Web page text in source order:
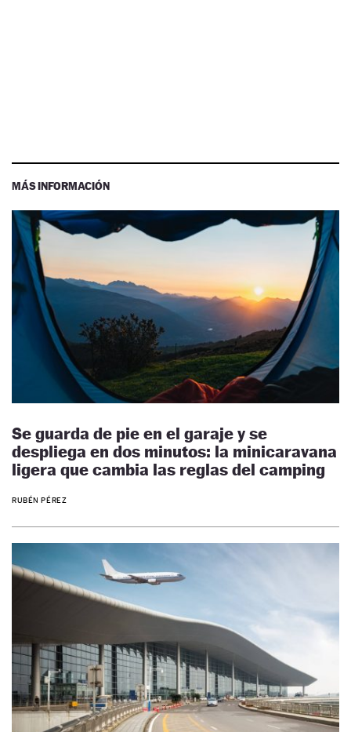
MÁS INFORMACIÓN
Se guarda de pie en el garaje y se
despliega en dos minutos: la minicaravana
ligera que cambia las reglas del camping
RUBÉN PÉREZ